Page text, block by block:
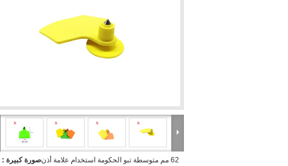
صورة كبيرة :62 مم متوسطة تبو الحكومة استخدام علامة أذن